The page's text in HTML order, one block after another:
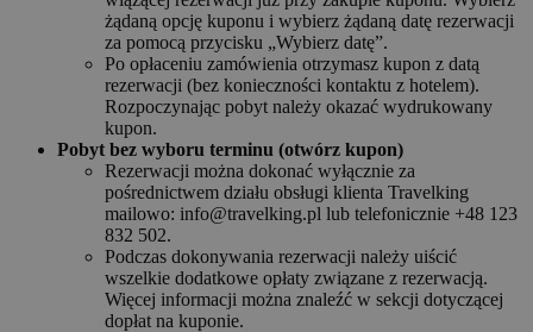
żądaną opcję kuponu i wybierz żądaną datę rezerwacji
za pomocą przycisku „Wybierz datę”.
Po opłaceniu zamówienia otrzymasz kupon z datą
rezerwacji (bez konieczności kontaktu z hotelem).
Rozpoczynając pobyt należy okazać wydrukowany
kupon.
Pobyt bez wyboru terminu (otwórz kupon)
Rezerwacji można dokonać wyłącznie za
pośrednictwem działu obsługi klienta Travelking
mailowo: info@travelking.pl lub telefonicznie +48 123
832 502.
Podczas dokonywania rezerwacji należy uiścić
wszelkie dodatkowe opłaty związane z rezerwacją.
Więcej informacji można znaleźć w sekcji dotyczącej
dopłat na kuponie.